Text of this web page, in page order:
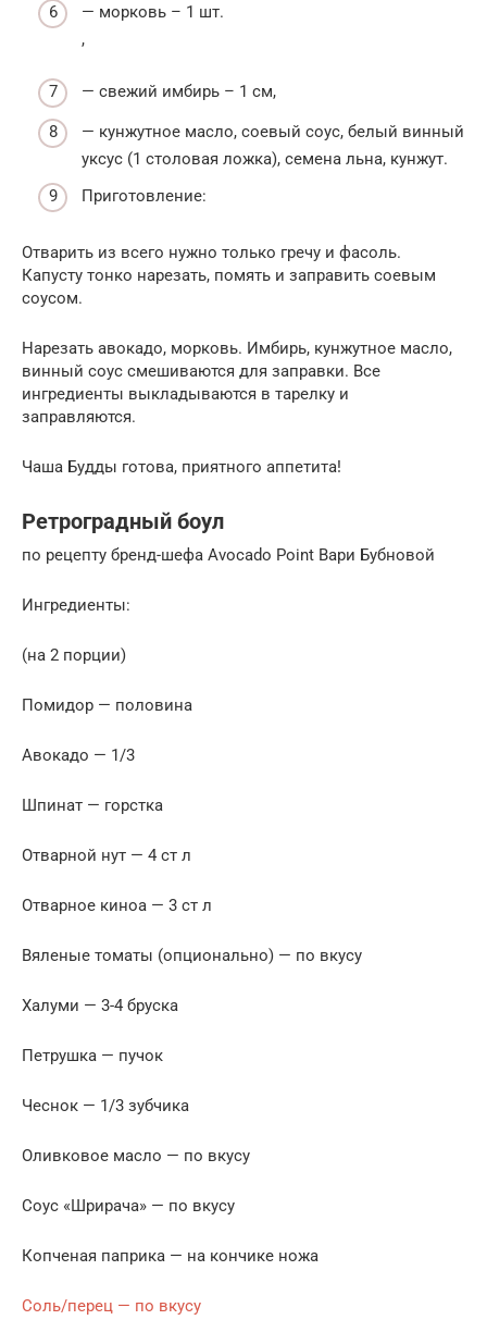
— морковь – 1 шт.
,
— свежий имбирь – 1 см,
— кунжутное масло, соевый соус, белый винный
уксус (1 столовая ложка), семена льна, кунжут.
Приготовление:
Отварить из всего нужно только гречу и фасоль.
Капусту тонко нарезать, помять и заправить соевым
соусом.
Нарезать авокадо, морковь. Имбирь, кунжутное масло,
винный соус смешиваются для заправки. Все
ингредиенты выкладываются в тарелку и
заправляются.
Чаша Будды готова, приятного аппетита!
Ретроградный боул
по рецепту бренд-шефа Avocado Point Вари Бубновой
Ингредиенты:
(на 2 порции)
Помидор — половина
Авокадо — 1/3
Шпинат — горстка
Отварной нут — 4 ст л
Отварное киноа — 3 ст л
Вяленые томаты (опционально) — по вкусу
Халуми — 3-4 бруска
Петрушка — пучок
Чеснок — 1/3 зубчика
Оливковое масло — по вкусу
Соус «Шрирача» — по вкусу
Копченая паприка — на кончике ножа
Соль/перец — по вкусу